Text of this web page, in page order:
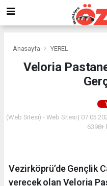
Anasayfa YEREL
Veloria Pastane
(Web Sitesi) - Web Sitesi |
6398+
Vezirköprü’de Gençlik
verecek olan Veloria